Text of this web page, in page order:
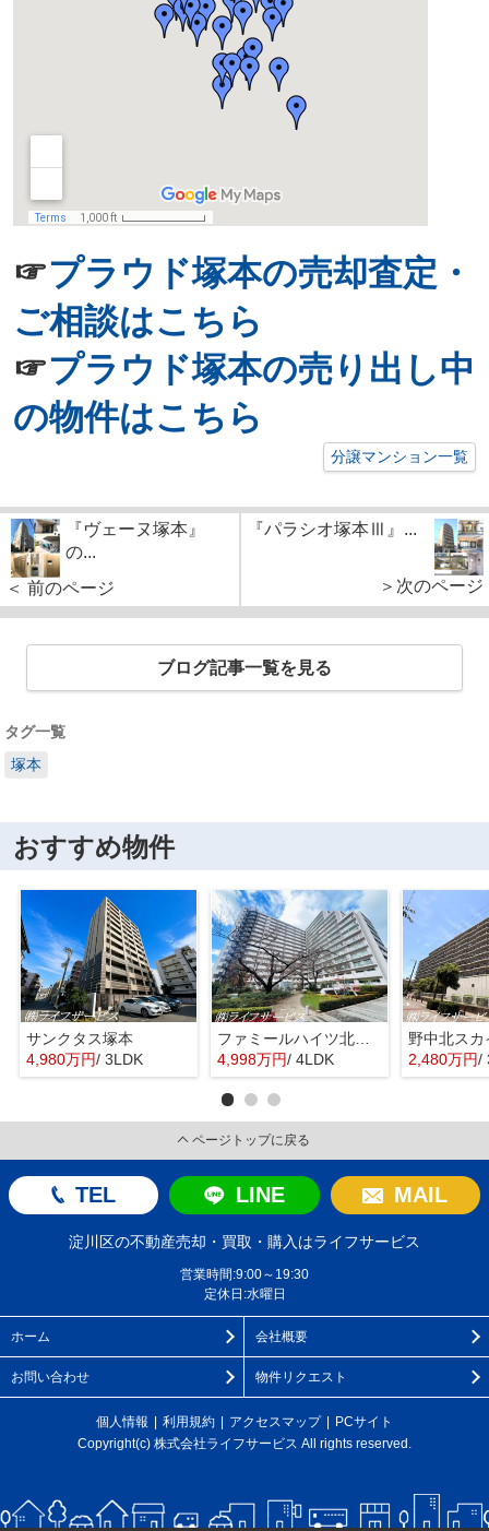
☞プラウド塚本の売却査定・
ご相談はこちら
☞プラウド塚本の売り出し中
の物件はこちら
分譲マンション一覧
『ヴェーヌ塚本』
の...
＜ 前のページ
『パラシオ塚本Ⅲ』...
＞次のページ
ブログ記事一覧を見る
タグ一覧
塚本
おすすめ物件
サンクタス塚本
4,980万円/ 3LDK
ファミールハイツ北大阪４号棟
4,998万円/ 4LDK
野中北スカ
2,480万円/
ページトップに戻る
TEL LINE MAIL
淀川区の不動産売却・買取・購入はライフサービス
営業時間:9:00～19:30
定休日:水曜日
ホーム 会社概要
お問い合わせ 物件リクエスト
個人情報 利用規約 アクセスマップ
PCサイト
Copyright(c) 株式会社ライフサービス All rights reserved.